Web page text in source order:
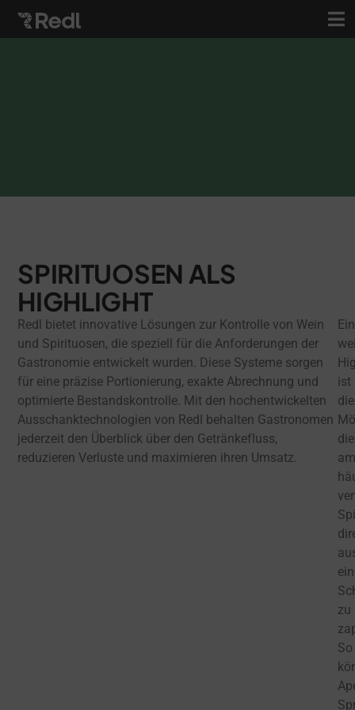
SPIRITUOSEN ALS
HIGHLIGHT
Redl bietet innovative Lösungen zur Kontrolle von Wein
und Spirituosen, die speziell für die Anforderungen der
Gastronomie entwickelt wurden. Diese Systeme sorgen
für eine präzise Portionierung, exakte Abrechnung und
optimierte Bestandskontrolle. Mit den hochentwickelten
Ausschanktechnologien von Redl behalten Gastronomen
jederzeit den Überblick über den Getränkefluss,
reduzieren Verluste und maximieren ihren Umsatz.
Ein
ist
die
die
am
zu
So